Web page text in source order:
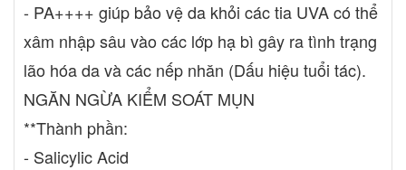
- PA++++ giúp bảo vệ da khỏi các tia UVA có thể
xâm nhập sâu vào các lớp hạ bì gây ra tình trạng
lão hóa da và các nếp nhăn (Dấu hiệu tuổi tác).
NGĂN NGỪA KIỂM SOÁT MỤN
**Thành phần:
- Salicylic Acid